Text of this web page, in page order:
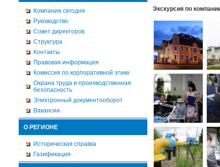
Компания сегодня
Руководство
Совет директоров
Структура
Контакты
Правовая информация
Комиссия по корпоративной этике
Охрана труда и производственная
безопасность
Электронный документооборот
Вакансии
О РЕГИОНЕ
Историческая справка
Газификация
Экскурсия по